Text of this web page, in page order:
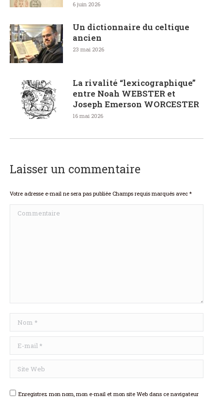
6 juin 2026
Un dictionnaire du celtique
ancien
23 mai 2026
La rivalité “lexicographique”
entre Noah WEBSTER et
Joseph Emerson WORCESTER
16 mai 2026
Laisser un commentaire
Votre adresse e-mail ne sera pas publiée Champs requis marqués avec *
Commentaire
Nom *
E-mail *
Site Web
Enregistrez mon nom, mon e-mail et mon site Web dans ce navigateur